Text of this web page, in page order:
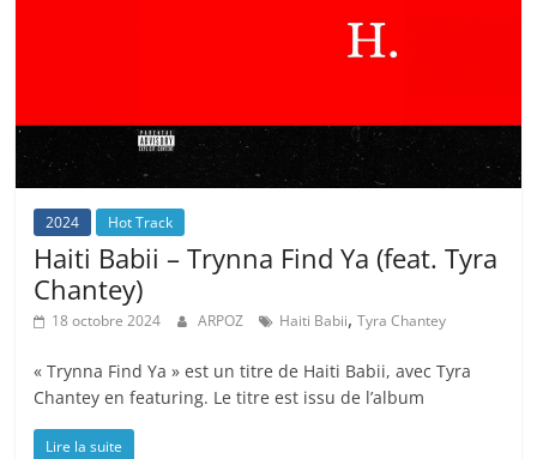
2024 Hot Track
Haiti Babii – Trynna Find Ya (feat. Tyra
Chantey)
18 octobre 2024 ARPOZ Haiti Babii,Tyra Chantey
« Trynna Find Ya » est un titre de Haiti Babii, avec Tyra
Chantey en featuring. Le titre est issu de l’album
Lire la suite